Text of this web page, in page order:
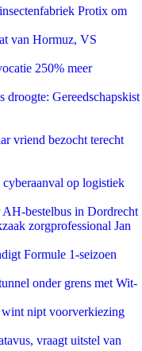
Protix om
van Hormuz, VS
250% meer
droogte: Gereedschapskist
vriend bezocht terecht
op logistiek
bestelbus in Dordrecht
zorgprofessional Jan
Formule 1-seizoen
onder grens met Wit-
wint nipt voorverkiezing
vraagt uitstel van